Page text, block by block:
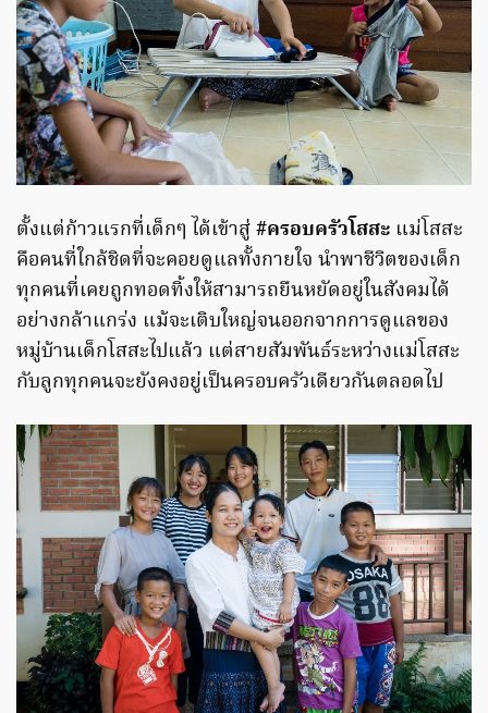
ตั้งแต่ก้าวแรกที่เด็กๆ ได้เข้าสู่#ครอบครัวโสสะ แม่โสสะ
คือคนที่ใกล้ชิดที่จะคอยดูแลทั้งกายใจ นำพาชีวิตของเด็ก
ทุกคนที่เคยถูกทอดทิ้งให้สามารถยืนหยัดอยู่ในสังคมได้
อย่างกล้าแกร่ง แม้จะเติบใหญ่จนออกจากการดูแลของ
หมู่บ้านเด็กโสสะไปแล้ว แต่สายสัมพันธ์ระหว่างแม่โสสะ
กับลูกทุกคนจะยังคงอยู่เป็นครอบครัวเดียวกันตลอดไป